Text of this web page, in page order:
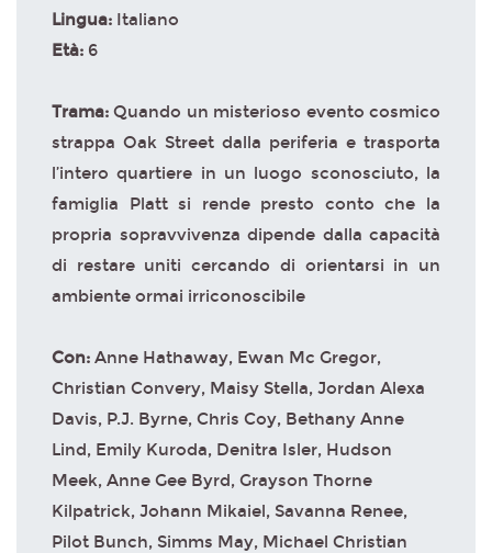
Lingua: Italiano
Età: 6
Trama:Quando un misterioso evento cosmico
strappa Oak Street dalla periferia e trasporta
l’intero quartiere in un luogo sconosciuto, la
famiglia Platt si rende presto conto che la
propria sopravvivenza dipende dalla capacità
di restare uniti cercando di orientarsi in un
ambiente ormai irriconoscibile
Con: Anne Hathaway, Ewan Mc Gregor,
Christian Convery, Maisy Stella, Jordan Alexa
Davis, P.J. Byrne, Chris Coy, Bethany Anne
Lind, Emily Kuroda, Denitra Isler, Hudson
Meek, Anne Gee Byrd, Grayson Thorne
Kilpatrick, Johann Mikaiel, Savanna Renee,
Pilot Bunch, Simms May, Michael Christian